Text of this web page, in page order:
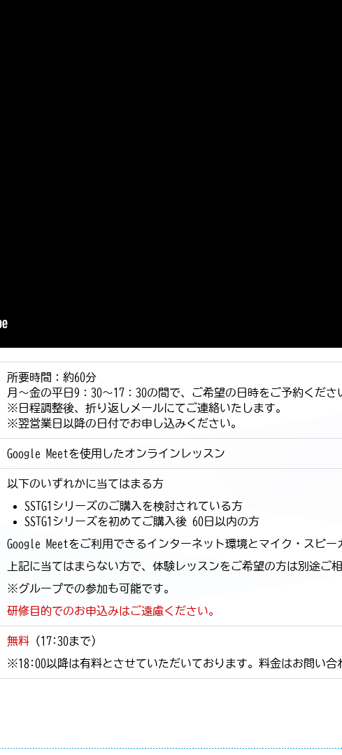
所要時間：約60分
月～金の平日9：30～17：30の間で、ご希望の日時をご予約くださ
※日程調整後、折り返しメールにてご連絡いたします。
※翌営業日以降の日付でお申し込みください。
Google Meetを使用したオンラインレッスン
以下のいずれかに当てはまる方
SSTG1シリーズのご購入を検討されている方
SSTG1シリーズを初めてご購入後 60日以内の方
Google Meetをご利用できるインターネット環境とマイク・スピ
上記に当てはまらない方で、体験レッスンをご希望の方は別途ご
※グループでの参加も可能です。
研修目的でのお申込みはご遠慮ください。
無料 （17:30まで）
※18:00以降は有料とさせていただいております。料金はお問い合